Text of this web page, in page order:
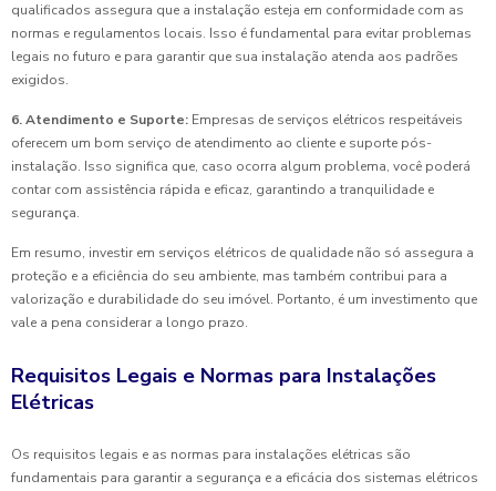
qualificados assegura que a instalação esteja em conformidade com as
normas e regulamentos locais. Isso é fundamental para evitar problemas
legais no futuro e para garantir que sua instalação atenda aos padrões
exigidos.
6. Atendimento e Suporte: Empresas de serviços elétricos respeitáveis
oferecem um bom serviço de atendimento ao cliente e suporte pós-
instalação. Isso significa que, caso ocorra algum problema, você poderá
contar com assistência rápida e eficaz, garantindo a tranquilidade e
segurança.
Em resumo, investir em serviços elétricos de qualidade não só assegura a
proteção e a eficiência do seu ambiente, mas também contribui para a
valorização e durabilidade do seu imóvel. Portanto, é um investimento que
vale a pena considerar a longo prazo.
Requisitos Legais e Normas para Instalações
Elétricas
Os requisitos legais e as normas para instalações elétricas são
fundamentais para garantir a segurança e a eficácia dos sistemas elétricos